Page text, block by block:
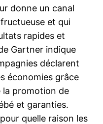
donne un canal
et qui
rapides et
Gartner indique
déclarent
économies grâce
la promotion de
et garanties.
quelle raison les